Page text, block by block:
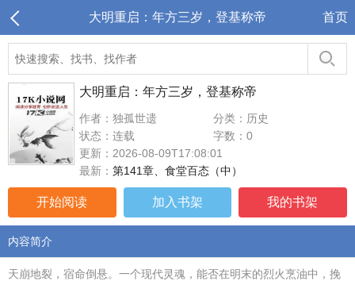
大明重启：年方三岁，登基称帝 首页
大明重启：年方三岁，登基称帝
作者：独孤世遗
分类：历史
状态：连载
字数：0
更新：2026-08-09T17:08:01
最新： 第141章、食堂百态（中）
开始阅读 加入书架 我的书架
内容简介
天崩地裂，宿命倒悬。一个现代灵魂，能否在明末的烈火烹油中，挽